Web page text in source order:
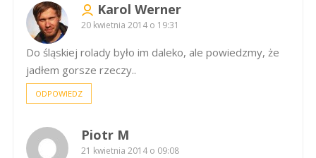
Karol Werner
20 kwietnia 2014 o 19:31
Do śląskiej rolady było im daleko, ale powiedzmy, że
jadłem gorsze rzeczy..
ODPOWIEDZ
Piotr M
21 kwietnia 2014 o 09:08